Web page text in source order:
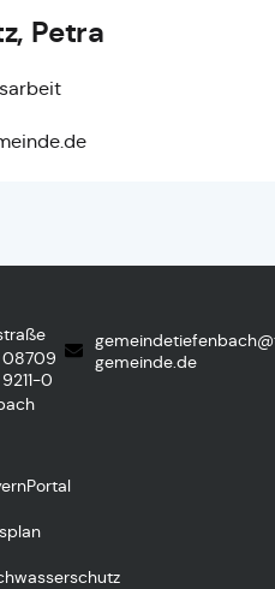
Petra
08709
9211-0
gemeinde.de